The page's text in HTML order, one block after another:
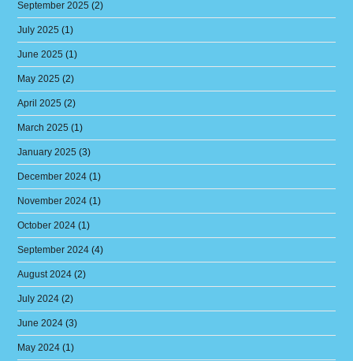
September 2025 (2)
July 2025 (1)
June 2025 (1)
May 2025 (2)
April 2025 (2)
March 2025 (1)
January 2025 (3)
December 2024 (1)
November 2024 (1)
October 2024 (1)
September 2024 (4)
August 2024 (2)
July 2024 (2)
June 2024 (3)
May 2024 (1)